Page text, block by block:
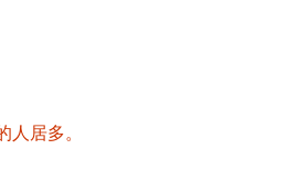
人居多。